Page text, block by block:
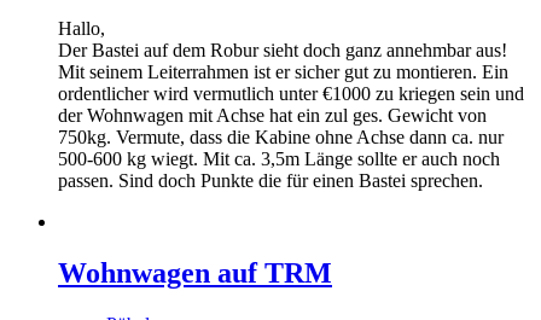
Hallo,
Der Bastei auf dem Robur sieht doch ganz annehmbar aus!
Mit seinem Leiterrahmen ist er sicher gut zu montieren. Ein
ordentlicher wird vermutlich unter €1000 zu kriegen sein und
der Wohnwagen mit Achse hat ein zul ges. Gewicht von
750kg. Vermute, dass die Kabine ohne Achse dann ca. nur
500-600 kg wiegt. Mit ca. 3,5m Länge sollte er auch noch
passen. Sind doch Punkte die für einen Bastei sprechen.
Wohnwagen auf TRM